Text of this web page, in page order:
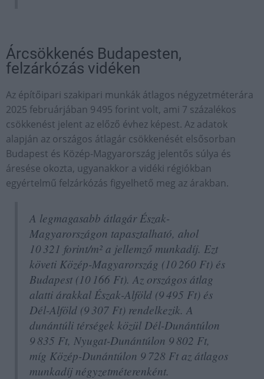
Árcsökkenés Budapesten,
felzárkózás vidéken
Az építőipari szakipari munkák átlagos négyzetméterára
2025 februárjában 9 495 forint volt, ami 7 százalékos
csökkenést jelent az előző évhez képest. Az adatok
alapján az országos átlagár csökkenését elsősorban
Budapest és Közép-Magyarország jelentős súlya és
áresése okozta, ugyanakkor a vidéki régiókban
egyértelmű felzárkózás figyelhető meg az árakban.
A legmagasabb átlagár Észak-
Magyarországon tapasztalható, ahol
10 321 forint/m² a jellemző munkadíj. Ezt
követi Közép-Magyarország (10 260 Ft) és
Budapest (10 166 Ft). Az országos átlag
alatti árakkal Észak-Alföld (9 495 Ft) és
Dél-Alföld (9 307 Ft) rendelkezik. A
dunántúli térségek közül Dél-Dunántúlon
9 835 Ft, Nyugat-Dunántúlon 9 802 Ft,
míg Közép-Dunántúlon 9 728 Ft az átlagos
munkadíj négyzetméterenként.